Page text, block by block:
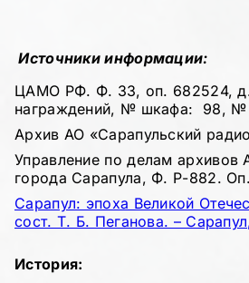
Источники информации:
ЦАМО РФ. Ф. 33, оп. 682524, д.
награждений, № шкафа: 98, №
Архив АО «Сарапульский
Управление по делам архивов
города Сарапула, Ф. Р-882.
Сарапул: эпоха Великой
сост. Т. Б. Пеганова. –
История: